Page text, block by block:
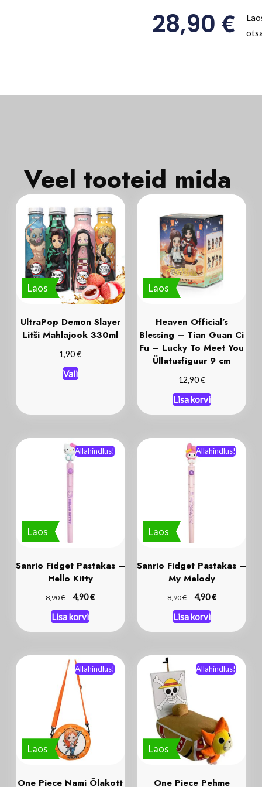
28,90€
Veel tooteid mida
Laos
UltraPop Demon Slayer
Litši Mahlajook 330ml
1,90€
Vali
Laos
Heaven Official’s
Blessing – Tian Guan Ci
Fu – Lucky To Meet You
Üllatusfiguur 9 cm
12,90€
Lisa korvi
Laos
Allahindlus!
Sanrio Fidget Pastakas –
Hello Kitty
8,90€ 4,90€
Lisa korvi
Laos
Allahindlus!
Sanrio Fidget Pastakas –
My Melody
8,90€ 4,90€
Lisa korvi
Laos
Allahindlus!
One Piece Nami Õlakott
Laos
Allahindlus!
One Piece Pehme